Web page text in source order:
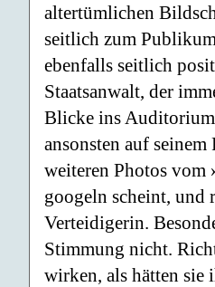
altertümlichen
seitlich zum
ebenfalls seitlich
Staatsanwalt, der
Blicke ins
ansonsten auf seinem
weiteren Photos vom
googeln scheint, und
Verteidigerin.
Stimmung nicht.
wirken, als hätten sie